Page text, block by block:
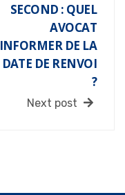
SECOND : QUEL
AVOCAT
INFORMER DE LA
DATE DE RENVOI
?
Next post